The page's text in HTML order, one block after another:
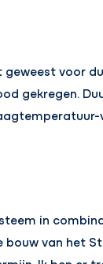
voor
gekregen.
in
van het